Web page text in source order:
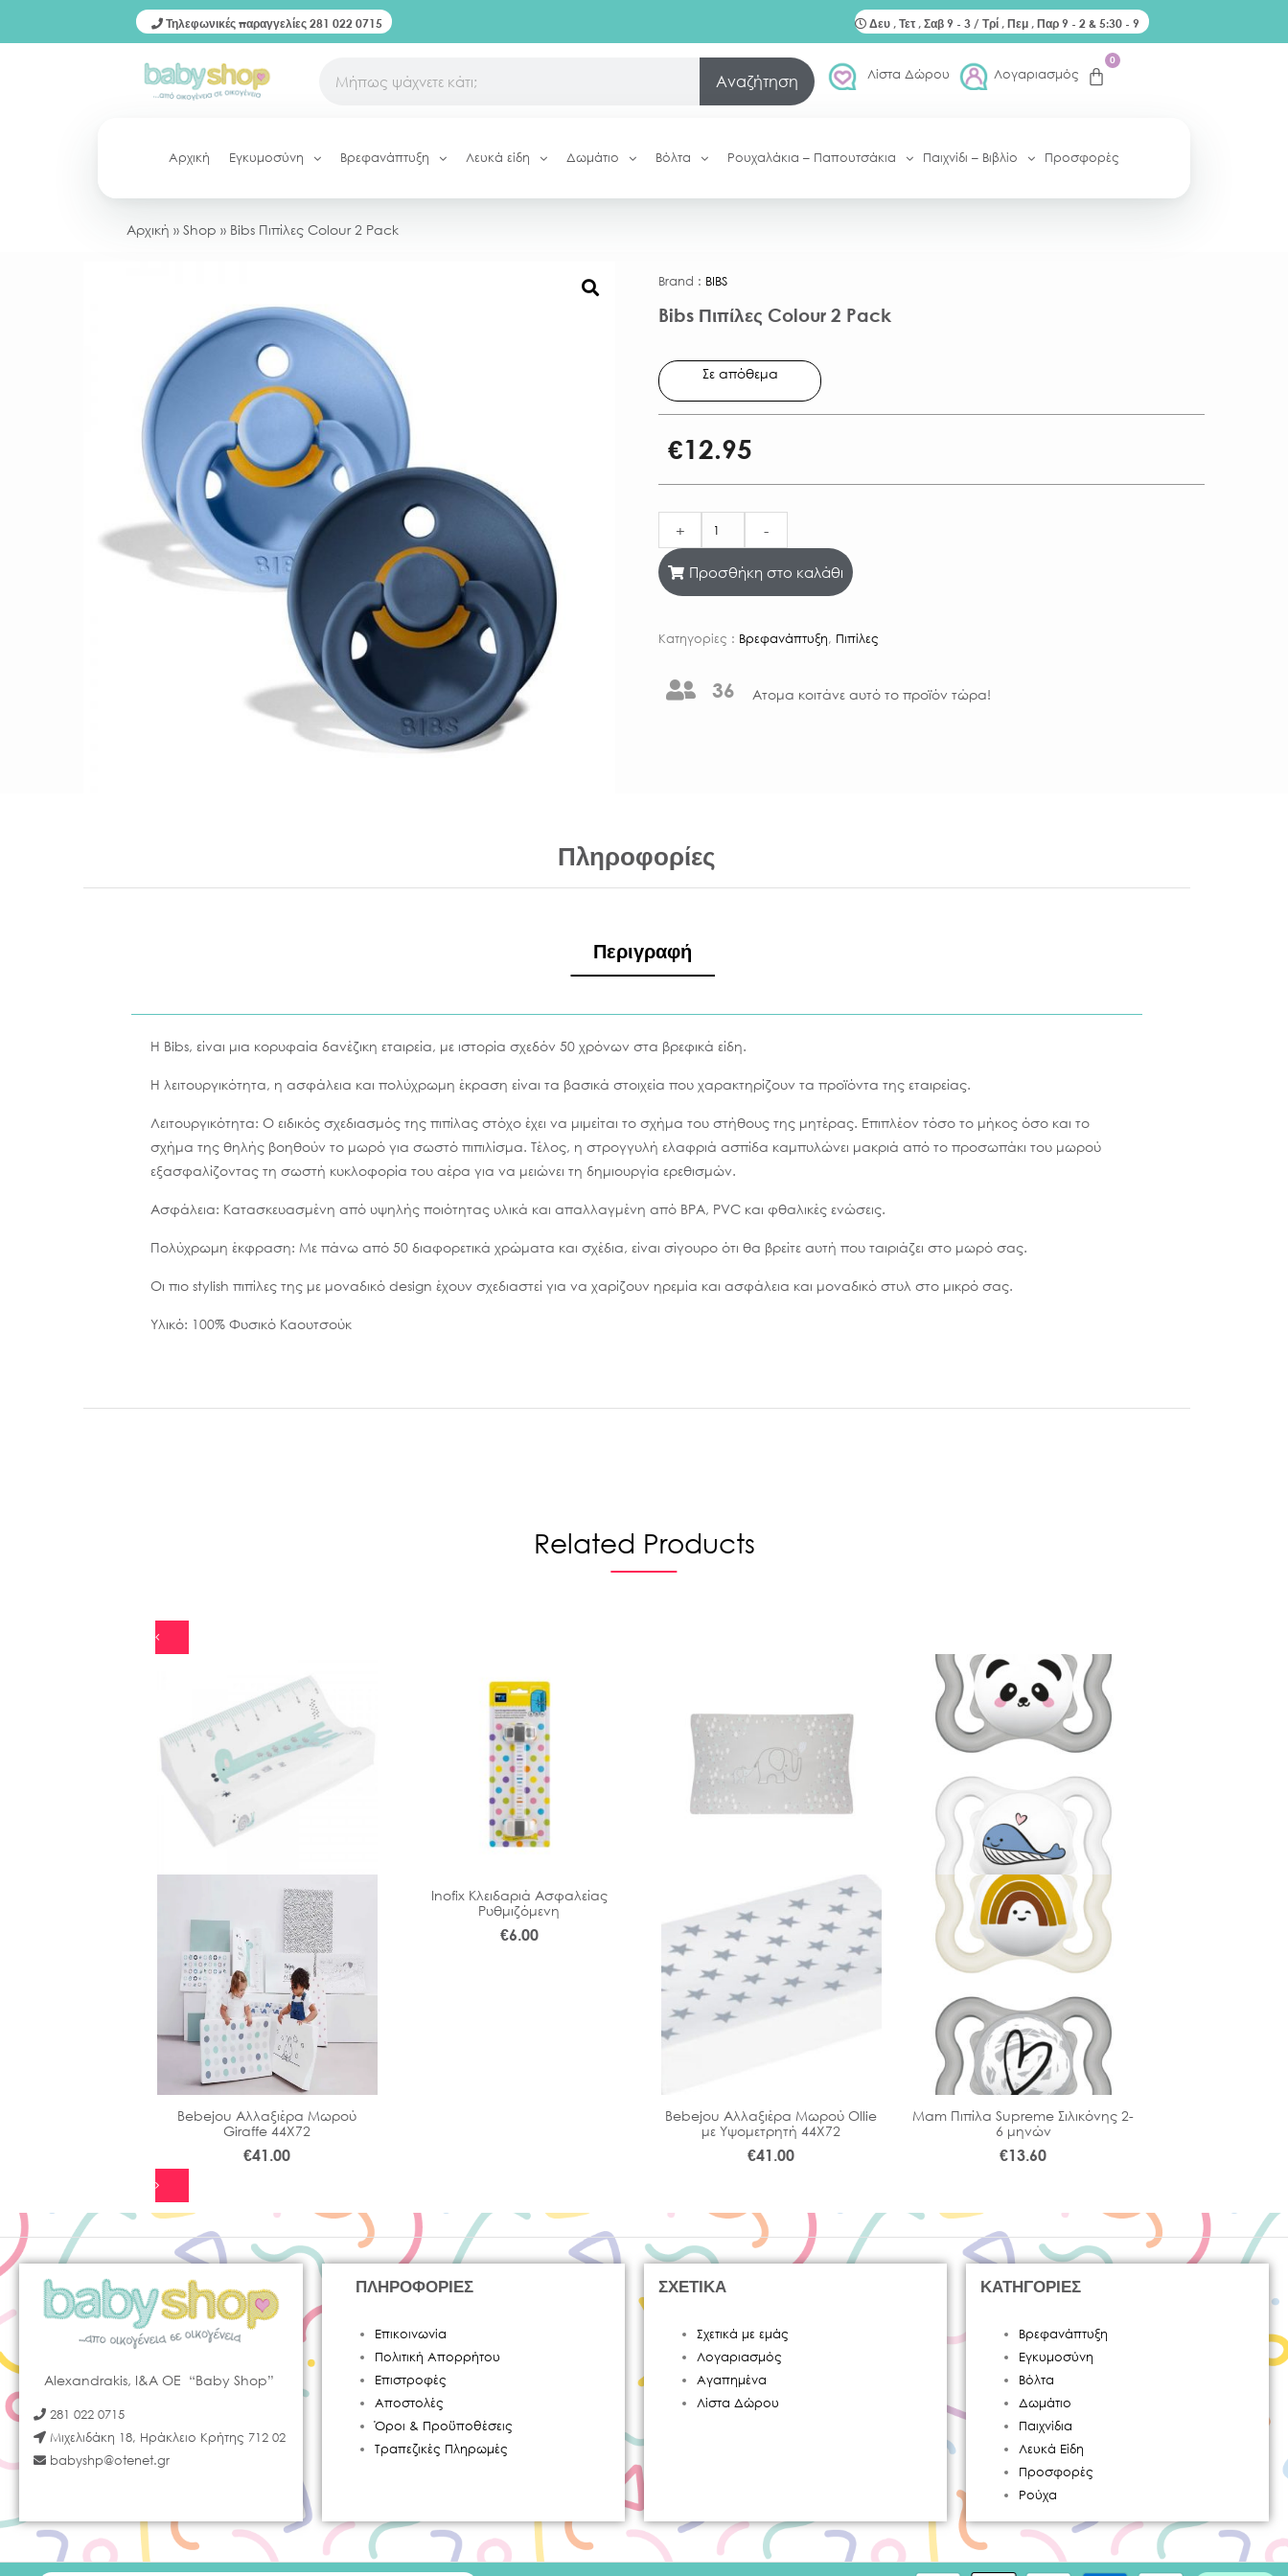
Τηλεφωνικές παραγγελίες 281 022 0715 Δευ , Τετ , Σαβ 9 - 3 / Τρί , Πεμ , Παρ 9 - 2 & 5:30 - 9
Αναζήτηση Λίστα Δώρου Λογαριασμός
0
Αρχική Εγκυμοσύνη Βρεφανάπτυξη Λευκά είδη Δωμάτιο Βόλτα Ρουχαλάκια – Παπουτσάκια Παιχνίδι – Βιβλίο Προσφορές
Αρχική » Shop » Bibs Πιπίλες Colour 2 Pack
Brand : BIBS
Bibs Πιπίλες Colour 2 Pack
Σε απόθεμα
€12.95
+ -
Προσθήκη στο καλάθι
Κατηγορίες : Βρεφανάπτυξη, Πιπίλες
36 Aτομα κοιτάνε αυτό το προϊόν τώρα!
Πληροφορίες
Περιγραφή
Η Bibs, είναι μια κορυφαία δανέζικη εταιρεία, με ιστορία σχεδόν 50 χρόνων στα βρεφικά είδη.
Η λειτουργικότητα, η ασφάλεια και πολύχρωμη έκραση είναι τα βασικά στοιχεία που χαρακτηρίζουν τα προϊόντα της εταιρείας.
Λειτουργικότητα: Ο ειδικός σχεδιασμός της πιπίλας στόχο έχει να μιμείται το σχήμα του στήθους της μητέρας. Επιπλέον τόσο το μήκος όσο και το
σχήμα της θηλής βοηθούν το μωρό για σωστό πιπιλίσμα. Τέλος, η στρογγυλή ελαφριά ασπίδα καμπυλώνει μακριά από το προσωπάκι του μωρού
εξασφαλίζοντας τη σωστή κυκλοφορία του αέρα για να μειώνει τη δημιουργία ερεθισμών.
Ασφάλεια: Kατασκευασμένη από υψηλής ποιότητας υλικά και απαλλαγμένη από BPA, PVC και φθαλικές ενώσεις.
Πολύχρωμη έκφραση: Με πάνω από 50 διαφορετικά χρώματα και σχέδια, είναι σίγουρο ότι θα βρείτε αυτή που ταιριάζει στο μωρό σας.
Οι πιο stylish πιπίλες της με μοναδικό design έχουν σχεδιαστεί για να χαρίζουν ηρεμία και ασφάλεια και μοναδικό στυλ στο μικρό σας.
Υλικό: 100% Φυσικό Καουτσούκ
Related Products
Bebejou Αλλαξιέρα Μωρού
Giraffe 44Χ72
€41.00
Inofix Κλειδαριά Ασφαλείας
Ρυθμιζόμενη
€6.00
Bebejou Αλλαξιέρα Μωρού Ollie
με Υψομετρητή 44Χ72
€41.00
Μam Πιπίλα Supreme Σιλικόνης 2-
6 μηνών
€13.60
Alexandrakis, I&A OE “Baby Shop”
281 022 0715
Μιχελιδάκη 18, Ηράκλειο Κρήτης 712 02
babyshp@otenet.gr
ΠΛΗΡΟΦΟΡΙΕΣ
Επικοινωνία
Πολιτική Απορρήτου
Επιστροφές
Αποστολές
Όροι & Προϋποθέσεις
Τραπεζικές Πληρωμές
ΣΧΕΤΙΚΑ
Σχετικά με εμάς
Λογαριασμός
Αγαπημένα
Λίστα Δώρου
ΚΑΤΗΓΟΡΙΕΣ
Βρεφανάπτυξη
Εγκυμοσύνη
Βόλτα
Δωμάτιο
Παιχνίδια
Λευκά Είδη
Προσφορές
Ρούχα